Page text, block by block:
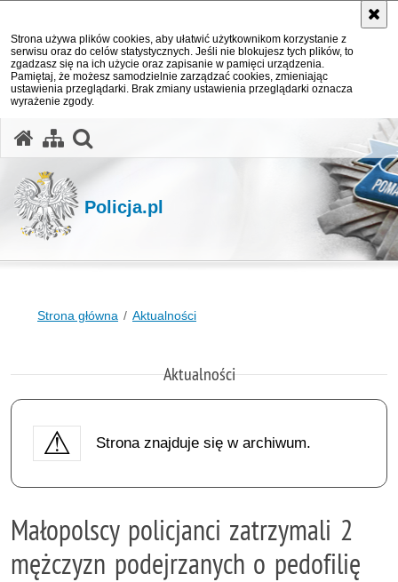
Strona używa plików cookies, aby ułatwić użytkownikom korzystanie z
serwisu oraz do celów statystycznych. Jeśli nie blokujesz tych plików, to
zgadzasz się na ich użycie oraz zapisanie w pamięci urządzenia.
Pamiętaj, że możesz samodzielnie zarządzać cookies, zmieniając
ustawienia przeglądarki. Brak zmiany ustawienia przeglądarki oznacza
wyrażenie zgody.
Policja.pl
Strona główna Aktualności
Aktualności
Strona znajduje się w archiwum.
Małopolscy policjanci zatrzymali 2
mężczyzn podejrzanych o pedofilię